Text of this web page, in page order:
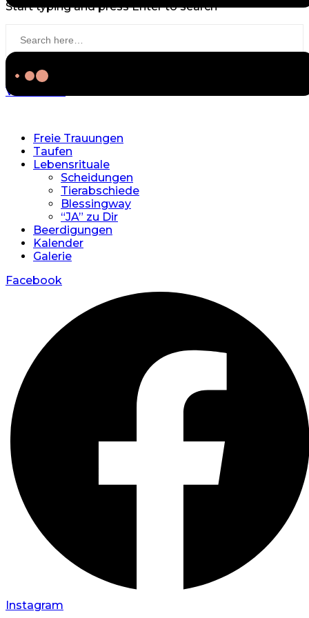
Freie Trauungen
Taufen
Lebensrituale
Scheidungen
Tierabschiede
Blessingway
“JA” zu Dir
Beerdigungen
Kalender
Galerie
Facebook
Instagram
Start typing and press Enter to search
View more